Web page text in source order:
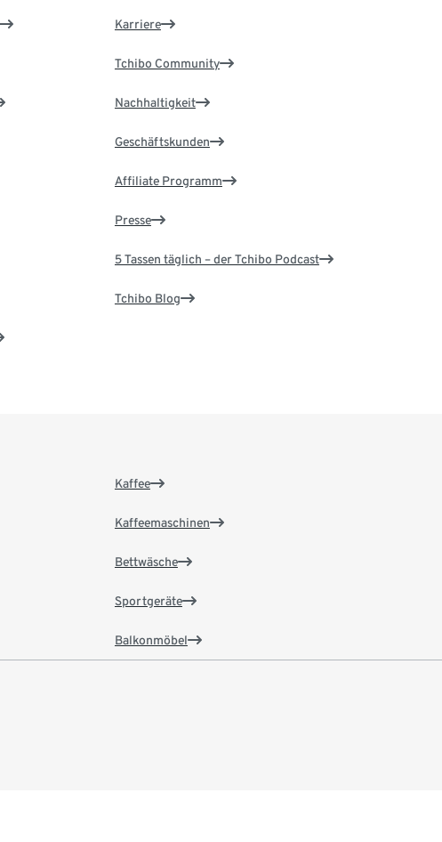
Karriere
Tchibo Community
Nachhaltigkeit
Geschäftskunden
Affiliate Programm
Presse
5 Tassen täglich – der Tchibo Podcast
Tchibo Blog
Kaffee
Kaffeemaschinen
Bettwäsche
Sportgeräte
Balkonmöbel